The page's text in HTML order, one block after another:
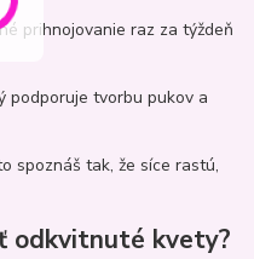
prihnojovanie raz za týždeň
podporuje tvorbu pukov a
spoznáš tak, že síce rastú,
odkvitnuté kvety?